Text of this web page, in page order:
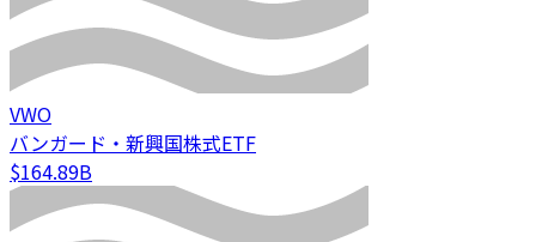
VWO
バンガード・新興国株式ETF
$164.89B